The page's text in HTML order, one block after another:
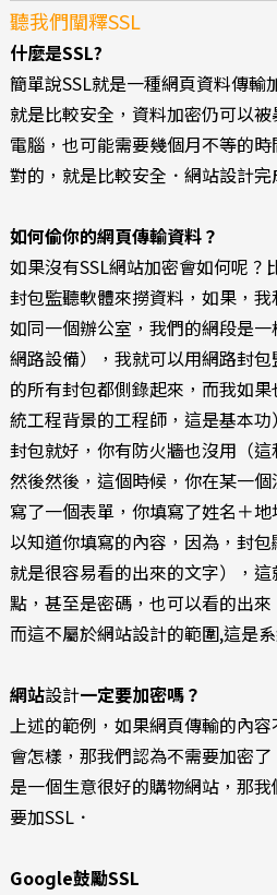
聽我們闡釋SSL
什麼是SSL?
簡單說SSL就是一種網頁資料傳輸
就是比較安全，資料加密仍可以
電腦，也可能需要幾個月不等的
對的，就是比較安全．網站設計完
如何偷你的網頁傳輸資料？
如果沒有SSL網站加密會如何呢？
封包監聽軟體來撈資料，如果，我
如同一個辦公室，我們的網段是
網路設備），我就可以用網路封
的所有封包都側錄起來，而我如
統工程背景的工程師，這是基本
封包就好，你有防火牆也沒用（這
然後然後，這個時候，你在某一
寫了一個表單，你填寫了姓名＋
以知道你填寫的內容，因為，封
就是很容易看的出來的文字），
點，甚至是密碼，也可以看的出來
而這不屬於網站設計的範圍,這是
網站設計一定要加密嗎？
上述的範例，如果網頁傳輸的內
會怎樣，那我們認為不需要加密
是一個生意很好的購物網站，那
要加SSL．
Google鼓勵SSL